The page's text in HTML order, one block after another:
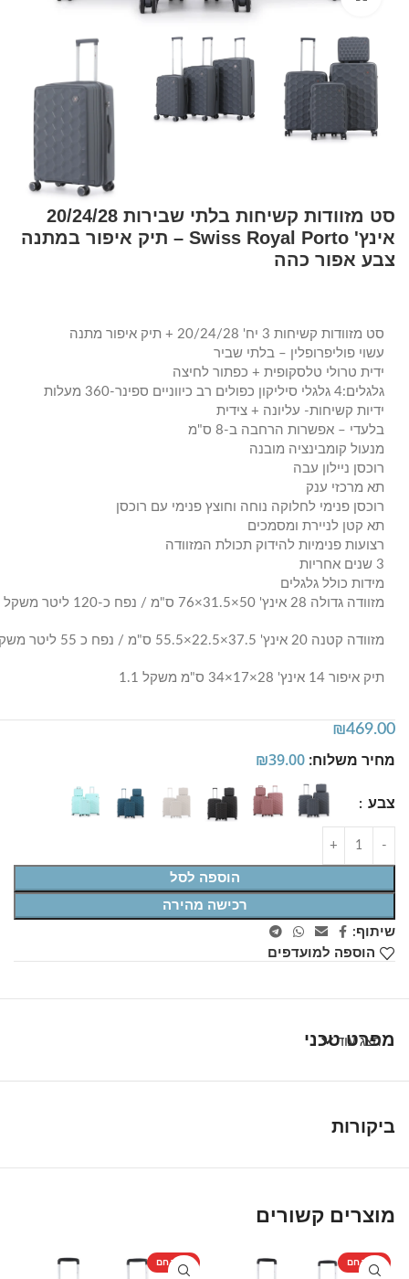
סט מזוודות קשיחות בלתי שבירות 20/24/28
אינץ' Swiss Royal Porto – תיק איפור במתנה
צבע אפור כהה
סט מזוודות קשיחות 3 יח' 20/24/28 + תיק איפור מתנה
עשוי פוליפרופלין – בלתי שביר
ידית טרולי טלסקופית + כפתור לחיצה
גלגלים:4 גלגלי סיליקון כפולים רב כיווניים ספינר-360 מעלות
ידיות קשיחות- עליונה + צידית
בלעדי – אפשרות הרחבה ב-8 ס"מ
מנעול קומבינציה מובנה
רוכסן ניילון עבה
תא מרכזי ענק
רוכסן פנימי לחלוקה נוחה וחוצץ פנימי עם רוכסן
תא קטן לניירת ומסמכים
רצועות פנימיות להידוק תכולת המזוודה
3 שנים אחריות
מידות כולל גלגלים
מזוודה גדולה 28 אינץ' 50×31.5×76 ס"מ / נפח כ-120 ליטר משקל 4.5מזוודה בינונית 24 אינץ' 45.5×27×67 ס"מ / נפח כ -80 ליטר משקל 3.65
מזוודה קטנה 20 אינץ' 37.5×22.5×55.5 ס"מ / נפח כ 55 ליטר משקל 2.8
תיק איפור 14 אינץ' 28×17×34 ס"מ משקל 1.1
₪469.00
מחיר משלוח: ₪39.00
צבע
הוספה לסל
רכישה מהירה
שיתוף:
הוספה למועדפים
מפרט טכני
הצג עוד
ביקורות
מוצרים קשורים
מוצר חם מוצר חם